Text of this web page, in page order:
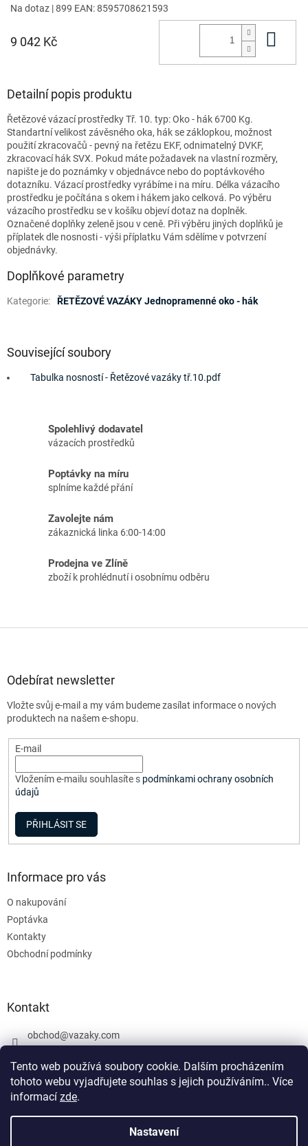
Tento web používá soubory cookie. Dalším procházením
tohoto webu vyjadřujete souhlas s jejich používáním.. Více
informací zde.
Nastavení
jsou označeny: skladem mohou být vyrobeny v den objednávky,
Na dotaz | 899 EAN:8595708621593
9 042 Kč
Detailní popis produktu
Řetězové vázací prostředky Tř. 10. typ: Oko - hák 6700 Kg.
Standartní velikost závěsného oka, hák se záklopkou, možnost
použití zkracovačů - pevný na řetězu EKF, odnimatelný DVKF,
zkracovací hák SVX. Pokud máte požadavek na vlastní rozměry,
napište je do poznámky v objednávce nebo do poptávkového
dotazníku. Vázací prostředky vyrábíme i na míru. Délka vázacího
prostředku je počítána s okem i hákem jako celková. Po výběru
vázacího prostředku se v košíku objeví dotaz na doplněk.
Označené doplňky zeleně jsou v ceně. Při výběru jiných doplňků je
příplatek dle nosnosti - výši příplatku Vám sdělíme v potvrzení
objednávky.
Doplňkové parametry
Kategorie: ŘETĚZOVÉ VAZÁKY Jednopramenné oko - hák
Související soubory
Tabulka nosností - Řetězové vazáky tř.10.pdf
Spolehlivý dodavatel
vázacích prostředků
Poptávky na míru
splníme každé přání
Zavolejte nám
zákaznická linka 6:00-14:00
Prodejna ve Zlíně
zboží k prohlédnutí i osobnímu odběru
Odebírat newsletter
Vložte svůj e-mail a my vám budeme zasílat informace o nových
produktech na našem e-shopu.
E-mail
Vložením e-mailu souhlasíte s podmínkami ochrany osobních
údajů
PŘIHLÁSIT SE
Informace pro vás
O nakupování
Poptávka
Kontakty
Obchodní podmínky
Kontakt
obchod@vazaky.com
Vytvořil Shoptet